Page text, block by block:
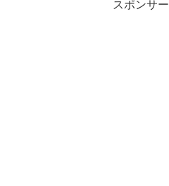
スポンサ